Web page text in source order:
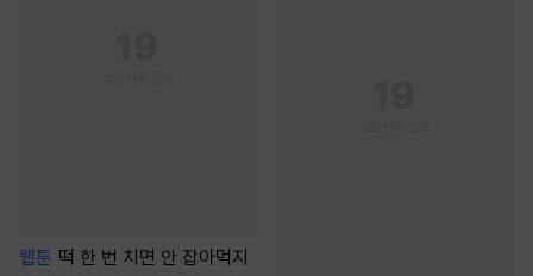
웹툰 떡 한 번 치면 안 잡아먹지